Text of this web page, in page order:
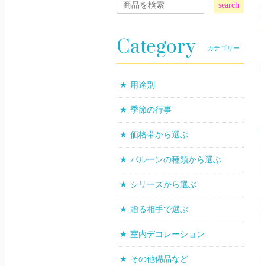
search
Category カテゴリー
用途別
季節の行事
価格帯から選ぶ
バルーンの種類から選ぶ
シリーズから選ぶ
贈る相手で選ぶ
室内デコレーション
その他備品など